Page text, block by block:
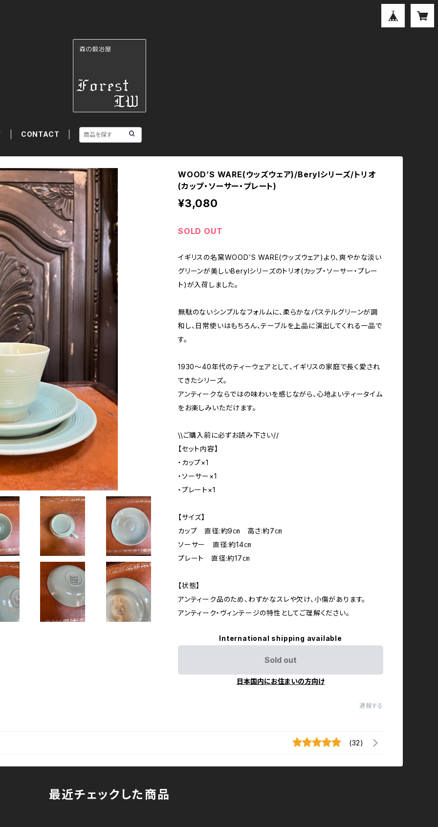
CONTACT
WOOD’S WARE(ウッズウェア)/Berylシリーズ/トリオ
(カップ・ソーサー・プレート)
¥3,080
SOLD OUT
イギリスの名窯WOOD’S WARE(ウッズウェア)より、爽やかな淡い
グリーンが美しいBerylシリーズのトリオ(カップ・ソーサー・プレー
ト)が入荷しました。
無駄のないシンプルなフォルムに、柔らかなパステルグリーンが調
和し、日常使いはもちろん、テーブルを上品に演出してくれる一品で
す。
1930〜40年代のティーウェアとして、イギリスの家庭で長く愛され
てきたシリーズ。
アンティークならではの味わいを感じながら、心地よいティータイム
をお楽しみいただけます。
\\ご購入前に必ずお読み下さい//
【セット内容】
・カップ×1
・ソーサー×1
・プレート×1
【サイズ】
カップ 直径:約9㎝ 高さ:約7㎝
ソーサー 直径:約14㎝
プレート 直径:約17㎝
【状態】
アンティーク品のため、わずかなスレや欠け、小傷があります。
アンティーク・ヴィンテージの特性としてご理解ください。
International shipping available
Sold out
日本国内にお住まいの方向け
通報する
(32)
最近チェックした商品